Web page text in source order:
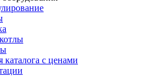
каталога с ценами